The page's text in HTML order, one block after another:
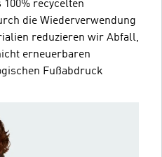
recycelten
die Wiederverwendung
reduzieren wir Abfall,
erneuerbaren
Fußabdruck